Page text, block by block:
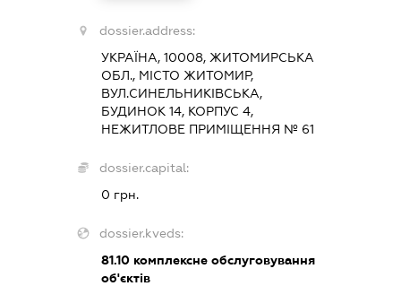
dossier.address:
УКРАЇНА, 10008, ЖИТОМИРСЬКА
ОБЛ., МІСТО ЖИТОМИР,
ВУЛ.СИНЕЛЬНИКІВСЬКА,
БУДИНОК 14, КОРПУС 4,
НЕЖИТЛОВЕ ПРИМІЩЕННЯ № 61
dossier.capital:
0 грн.
dossier.kveds:
81.10 комплексне обслуговування
об'єктів